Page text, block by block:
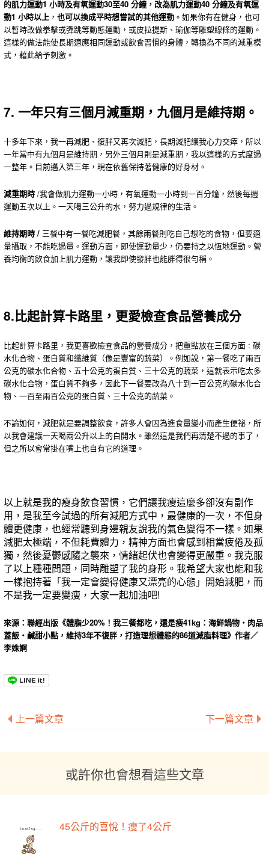
的肌力運動1 小時及有氧運動30至40 分鐘，改為肌力運動40 分鐘及有氧運
動1 小時以上 ， 也可以換成平時想嘗試的其他運動 。如果你有在健身，也可
以暫時改做拳擊或彈跳等動態運動，或皮拉提斯、瑜伽等雕塑線條的運動。
這樣的做法能使長期適應相同運動或飲食習慣的身體，轉換為不同的減重模
式，藉此給予刺激。
7. 一年只有三個月減重期，九個月是維持期。
十多年下來，我一再減肥、復胖又再次減肥，長期減肥讓我心力交瘁，所以
一年當中有九個月是維持期，另外三個月則是減重期，我以這樣的方式度過
一整年。目前邁入第三年，現在依舊保持著健康的好身材。
減重期時 /我會做肌力運動一小時，有氧運動一小時到一百分鐘，然後每週
運動五次以上。一天喝三公升的水，努力過規律的生活。
維持期時 / 三餐中有一餐吃減肥餐，其餘兩餐則吃自己想吃的食物，但要適
量攝取，不能吃過量。運動方面，即使運動量少，仍要持之以恆地運動。營
養均衡的飲食加上肌力運動，讓我即使發胖也能胖得很勻稱。
8.比起計算卡路里，更愛檢查食品營養成分
比起計算卡路里，我更喜歡檢查食品的營養成分，把重點放在三個方面 : 碳
水化合物、蛋白質和纖維質（像是豐富的蔬菜）。例如說，第一餐吃了兩百
公克的碳水化合物、五十公克的蛋白質、三十公克的蔬菜，這就表示吃太多
碳水化合物，蛋白質不夠多，因此下一餐要改為八十到一百公克的碳水化合
物、一百至兩百公克的蛋白質、三十公克的蔬菜。
不論如何，減肥就是要調整飲食，許多人會因為進食量變小而產生便祕，所
以我會建議一天喝兩公升以上的白開水。雖然這是我們再清楚不過的事了，
但之所以會常掛在嘴上也自有它的道理。
以上就是我的瘦身飲食習慣，它們讓我瘦這麼多卻沒有副作
用，是我至今試過的所有減肥方式中，最健康的一次，不但身
體更健康，也經常聽到身邊親友說我的氣色變得不一樣。如果
減肥太極端，不但耗費體力，精神方面也會感到相當疲倦及孤
獨，然後憂鬱感隨之襲來，情緒起伏也會變得更嚴重。我克服
了以上種種問題，同時雕塑了我的身形。我希望大家也能和我
一樣抱持著「我一定會變得健康又漂亮的心態」開始減肥，而
不是我一定要變瘦，大家一起加油吧!
來源：聯經出版《體脂少20%！我三餐都吃，還是瘦41kg：海鮮鍋物‧肉品
蓋飯‧鹹甜小點，維持3年不復胖，打造理想體態的86道減脂料理》作者／
李姝婀
上一篇文章 下一篇文章
或許你也會想看這些文章
45公斤的喜悅！瘦了4公斤